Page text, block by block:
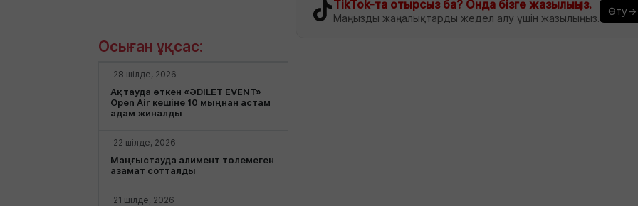
TikTok-та отырсыз ба? Онда бізге жазылыңыз.
Маңызды жаңалықтарды жедел алу үшін жазылыңыз.
Өту→
Осыған ұқсас:
28 шілде, 2026
Ақтауда өткен «ӘDILET EVENT»
Open Air кешіне 10 мыңнан астам
адам жиналды
22 шілде, 2026
Маңғыстауда алимент төлемеген
азамат сотталды
21 шілде, 2026